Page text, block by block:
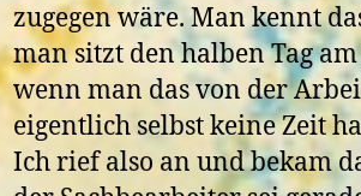
zugegen wäre. Man kennt
man sitzt den halben Tag
wenn man das von der
eigentlich selbst keine Zeit
Ich rief also an und bekam